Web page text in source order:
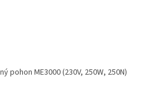
pohon ME3000 (230V, 250W, 250N)